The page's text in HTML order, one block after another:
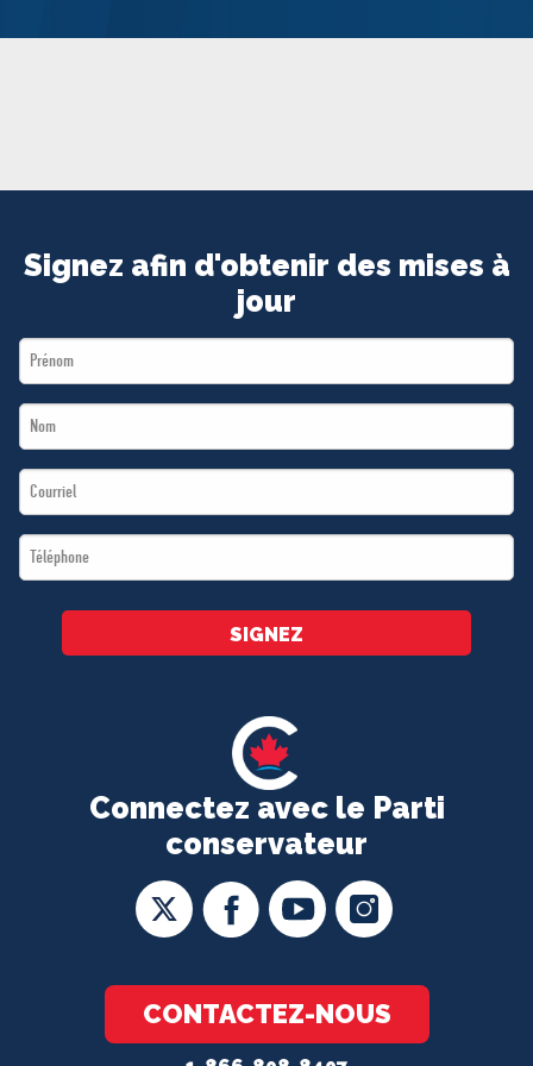
Connectez avec le Parti
conservateur
CONTACTEZ-NOUS
Signez afin d'obtenir des mises à
jour
First
Name
Last
Name
Email
*
Téléphone
*
SIGNEZ